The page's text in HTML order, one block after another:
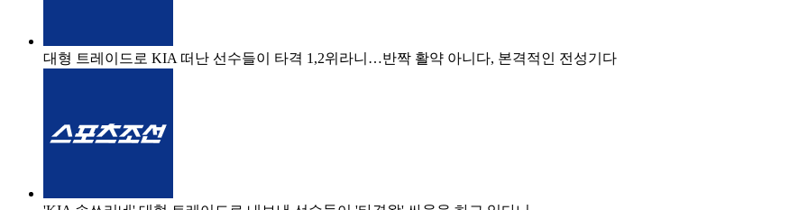
대형 트레이드로 KIA 떠난 선수들이 타격 1,2위라니…반짝 활약 아니다, 본격적인 전성기다